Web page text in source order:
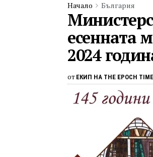
Начало България
есенната
2024
от ЕКИП НА THE EPOCH